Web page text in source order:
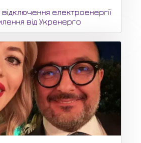
електроенергії
від Укренерго